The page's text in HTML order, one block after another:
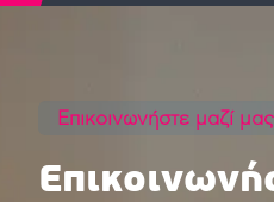
Επικοινωνήστε μαζί μας